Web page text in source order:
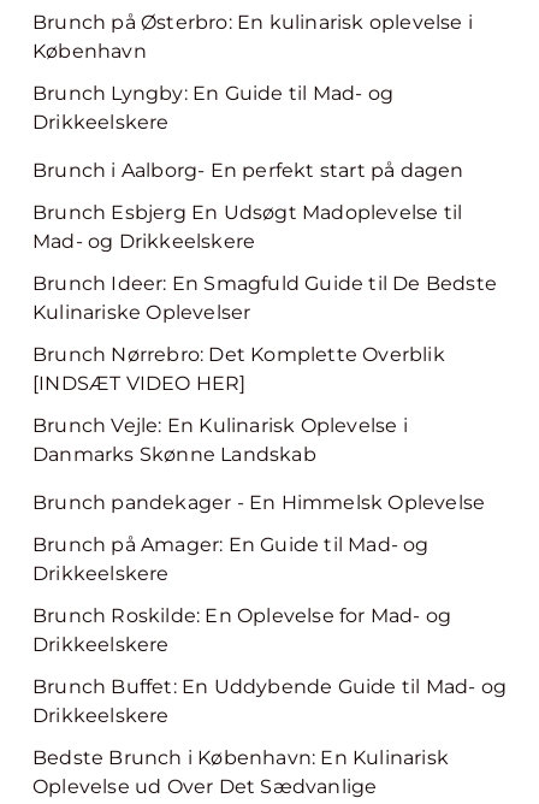
Brunch på Østerbro: En kulinarisk oplevelse i
København
Brunch Lyngby: En Guide til Mad- og
Drikkeelskere
Brunch i Aalborg- En perfekt start på dagen
Brunch Esbjerg En Udsøgt Madoplevelse til
Mad- og Drikkeelskere
Brunch Ideer: En Smagfuld Guide til De Bedste
Kulinariske Oplevelser
Brunch Nørrebro: Det Komplette Overblik
[INDSÆT VIDEO HER]
Brunch Vejle: En Kulinarisk Oplevelse i
Danmarks Skønne Landskab
Brunch pandekager - En Himmelsk Oplevelse
Brunch på Amager: En Guide til Mad- og
Drikkeelskere
Brunch Roskilde: En Oplevelse for Mad- og
Drikkeelskere
Brunch Buffet: En Uddybende Guide til Mad- og
Drikkeelskere
Bedste Brunch i København: En Kulinarisk
Oplevelse ud Over Det Sædvanlige